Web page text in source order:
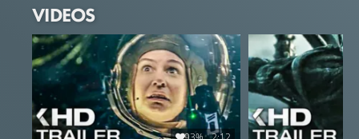
VIDEOS